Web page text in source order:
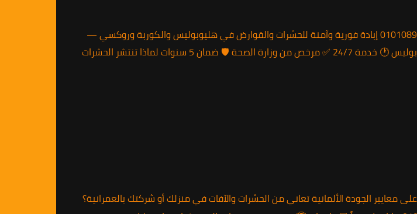
ضمان 5 سنوات مكتوب الشركة الألمانية لمكافحة الحشرات في مصر الجديدة اتصل الآن — 01010891953 إبادة فورية وآمنة للحشرات والقوارض في هليوبوليس والكوربة وروكسي —
منذ 2010 مكافحة حشرات في العمرانية بأعلى معايير الجودة الألمانية تعاني من الحشرات والآفات في منزلك أو شركتك بالعمرانية؟